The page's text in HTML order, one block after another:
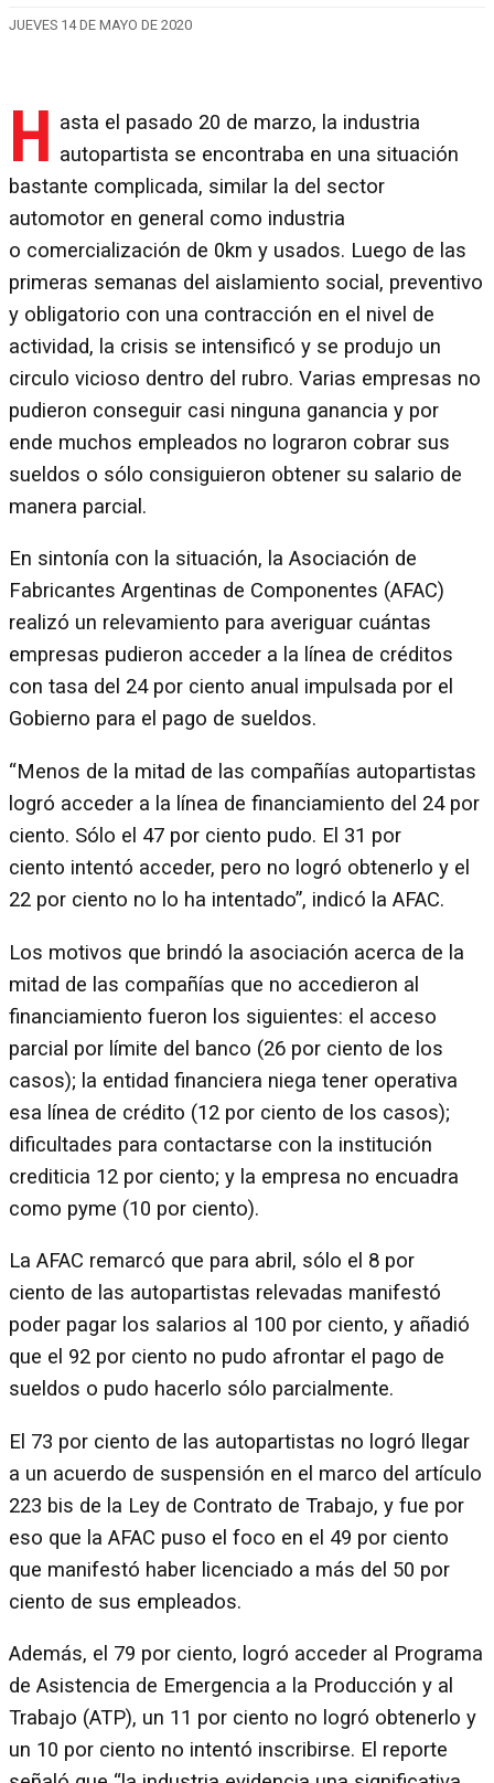
JUEVES 14 DE MAYO DE 2020
H asta el pasado 20 de marzo, la industria
autopartista se encontraba en una situación
bastante complicada, similar la del sector
automotor en general como industria
o comercialización de 0km y usados. Luego de las
primeras semanas del aislamiento social, preventivo
y obligatorio con una contracción en el nivel de
actividad, la crisis se intensificó y se produjo un
circulo vicioso dentro del rubro. Varias empresas no
pudieron conseguir casi ninguna ganancia y por
ende muchos empleados no lograron cobrar sus
sueldos o sólo consiguieron obtener su salario de
manera parcial.
En sintonía con la situación, la Asociación de
Fabricantes Argentinas de Componentes (AFAC)
realizó un relevamiento para averiguar cuántas
empresas pudieron acceder a la línea de créditos
con tasa del 24 por ciento anual impulsada por el
Gobierno para el pago de sueldos.
“Menos de la mitad de las compañías autopartistas
logró acceder a la línea de financiamiento del 24 por
ciento. Sólo el 47 por ciento pudo. El 31 por
ciento intentó acceder, pero no logró obtenerlo y el
22 por ciento no lo ha intentado”, indicó la AFAC.
Los motivos que brindó la asociación acerca de la
mitad de las compañías que no accedieron al
financiamiento fueron los siguientes: el acceso
parcial por límite del banco (26 por ciento de los
casos); la entidad financiera niega tener operativa
esa línea de crédito (12 por ciento de los casos);
dificultades para contactarse con la institución
crediticia 12 por ciento; y la empresa no encuadra
como pyme (10 por ciento).
La AFAC remarcó que para abril, sólo el 8 por
ciento de las autopartistas relevadas manifestó
poder pagar los salarios al 100 por ciento, y añadió
que el 92 por ciento no pudo afrontar el pago de
sueldos o pudo hacerlo sólo parcialmente.
El 73 por ciento de las autopartistas no logró llegar
a un acuerdo de suspensión en el marco del artículo
223 bis de la Ley de Contrato de Trabajo, y fue por
eso que la AFAC puso el foco en el 49 por ciento
que manifestó haber licenciado a más del 50 por
ciento de sus empleados.
Además, el 79 por ciento, logró acceder al Programa
de Asistencia de Emergencia a la Producción y al
Trabajo (ATP), un 11 por ciento no logró obtenerlo y
un 10 por ciento no intentó inscribirse. El reporte